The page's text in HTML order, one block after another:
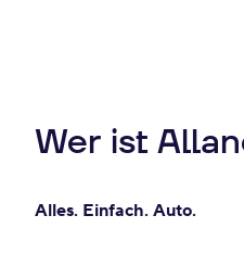
Wer ist
Alles. Einfach. Auto.